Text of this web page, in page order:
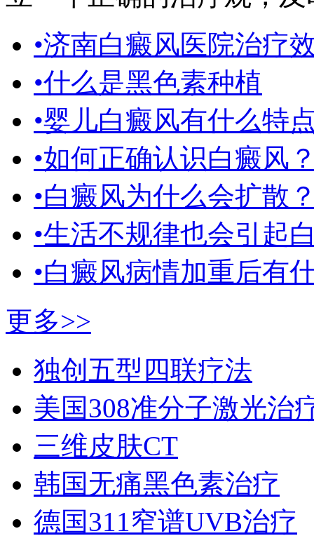
•济南白癜风医院治疗
•什么是黑色素种植
•婴儿白癜风有什么特
•如何正确认识白癜风
•白癜风为什么会扩散
•生活不规律也会引起
•白癜风病情加重后有
更多>>
独创五型四联疗法
美国308准分子激光治
三维皮肤CT
韩国无痛黑色素治疗
德国311窄谱UVB治疗